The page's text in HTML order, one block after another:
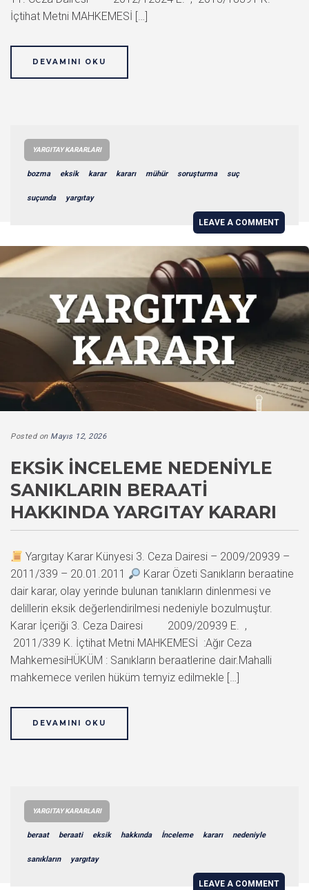
İçtihat Metni MAHKEMESİ […]
DEVAMINI OKU
YARGITAY KARARLARI
bozma eksik karar kararı mühür soruşturma suç
suçunda yargıtay
LEAVE A COMMENT
Posted on Mayıs 12, 2026
EKSIK İNCELEME NEDENIYLE
SANIKLARIN BERAATI
HAKKINDA YARGITAY KARARI
Yargıtay Karar Künyesi 3. Ceza Dairesi – 2009/20939 –
2011/339 – 20.01.2011
Karar Özeti Sanıkların beraatine
dair karar, olay yerinde bulunan tanıkların dinlenmesi ve
delillerin eksik değerlendirilmesi nedeniyle bozulmuştur.
Karar İçeriği 3. Ceza Dairesi 2009/20939 E. ,
2011/339 K. İçtihat Metni MAHKEMESİ :Ağır Ceza
MahkemesiHÜKÜM : Sanıkların beraatlerine dair.Mahalli
mahkemece verilen hüküm temyiz edilmekle […]
DEVAMINI OKU
YARGITAY KARARLARI
beraat beraati eksik hakkında İnceleme kararı nedeniyle
sanıkların yargıtay
LEAVE A COMMENT